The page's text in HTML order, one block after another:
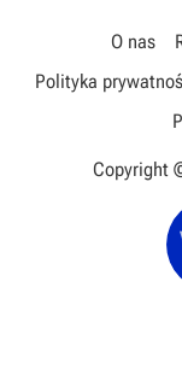
O nas
Polityka
Copyright